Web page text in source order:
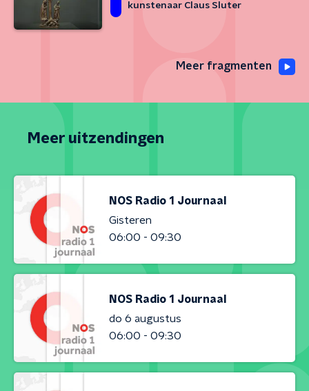
kunstenaar Claus Sluter
Meer fragmenten
Meer uitzendingen
NOS Radio 1 Journaal
Gisteren
06:00 - 09:30
NOS Radio 1 Journaal
do 6 augustus
06:00 - 09:30